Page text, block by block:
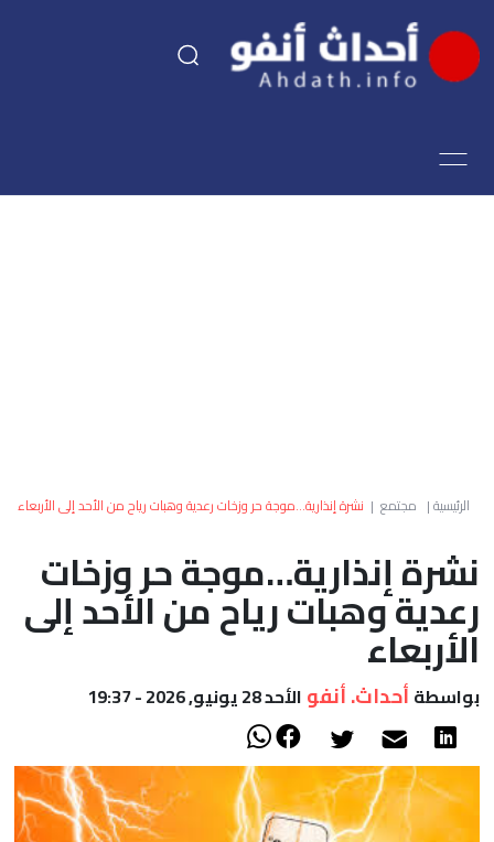
اقتصاد
العالم
أعمدة
الصحراء
الرئيسية| مجتمع | نشرة إنذارية…موجة حر وزخات رعدية وهبات رياح من الأحد إلى الأربعاء
نشرة إنذارية…موجة حر وزخات
رعدية وهبات رياح من الأحد إلى
الأربعاء
بواسطة أحداث. أنفو الأحد 28 يونيو, 2026 - 19:37